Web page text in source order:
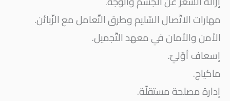
مهارات الاتّصال السّليم وطرق التّعامل مع الزّبائن.
الأمن والأمان في معهد التّجميل.
إسعاف أوّليّ.
ماكياج.
إدارة مصلحة مستقلّة.